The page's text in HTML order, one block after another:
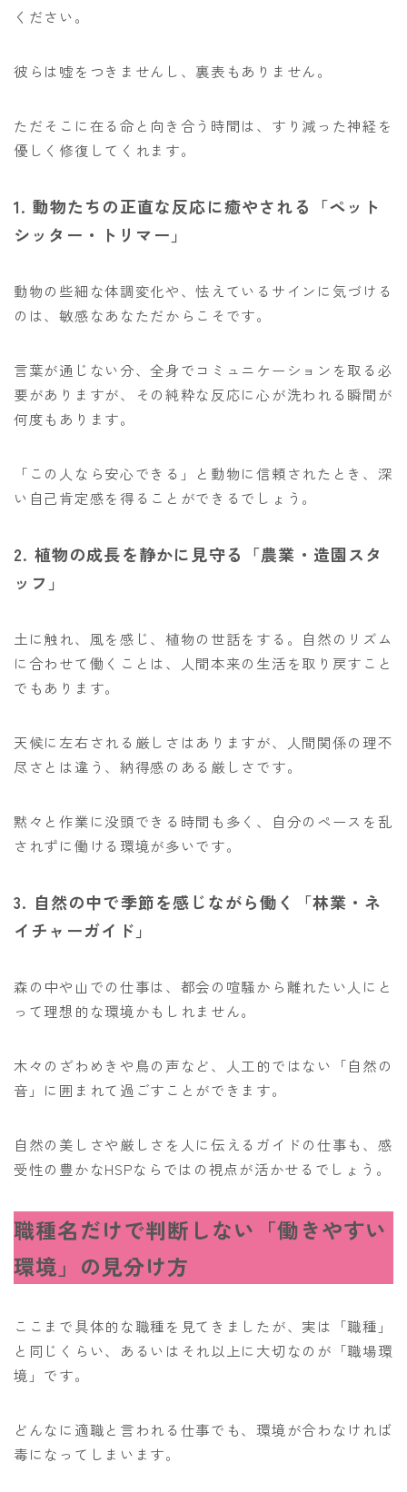
ください。
彼らは嘘をつきませんし、裏表もありません。
ただそこに在る命と向き合う時間は、すり減った神経を
優しく修復してくれます。
1. 動物たちの正直な反応に癒やされる「ペット
シッター・トリマー」
動物の些細な体調変化や、怯えているサインに気づける
のは、敏感なあなただからこそです。
言葉が通じない分、全身でコミュニケーションを取る必
要がありますが、その純粋な反応に心が洗われる瞬間が
何度もあります。
「この人なら安心できる」と動物に信頼されたとき、深
い自己肯定感を得ることができるでしょう。
2. 植物の成長を静かに見守る「農業・造園スタ
ッフ」
土に触れ、風を感じ、植物の世話をする。自然のリズム
に合わせて働くことは、人間本来の生活を取り戻すこと
でもあります。
天候に左右される厳しさはありますが、人間関係の理不
尽さとは違う、納得感のある厳しさです。
黙々と作業に没頭できる時間も多く、自分のペースを乱
されずに働ける環境が多いです。
3. 自然の中で季節を感じながら働く「林業・ネ
イチャーガイド」
森の中や山での仕事は、都会の喧騒から離れたい人にと
って理想的な環境かもしれません。
木々のざわめきや鳥の声など、人工的ではない「自然の
音」に囲まれて過ごすことができます。
自然の美しさや厳しさを人に伝えるガイドの仕事も、感
受性の豊かなHSPならではの視点が活かせるでしょう。
職種名だけで判断しない「働きやすい
環境」の見分け方
ここまで具体的な職種を見てきましたが、実は「職種」
と同じくらい、あるいはそれ以上に大切なのが「職場環
境」です。
どんなに適職と言われる仕事でも、環境が合わなければ
毒になってしまいます。